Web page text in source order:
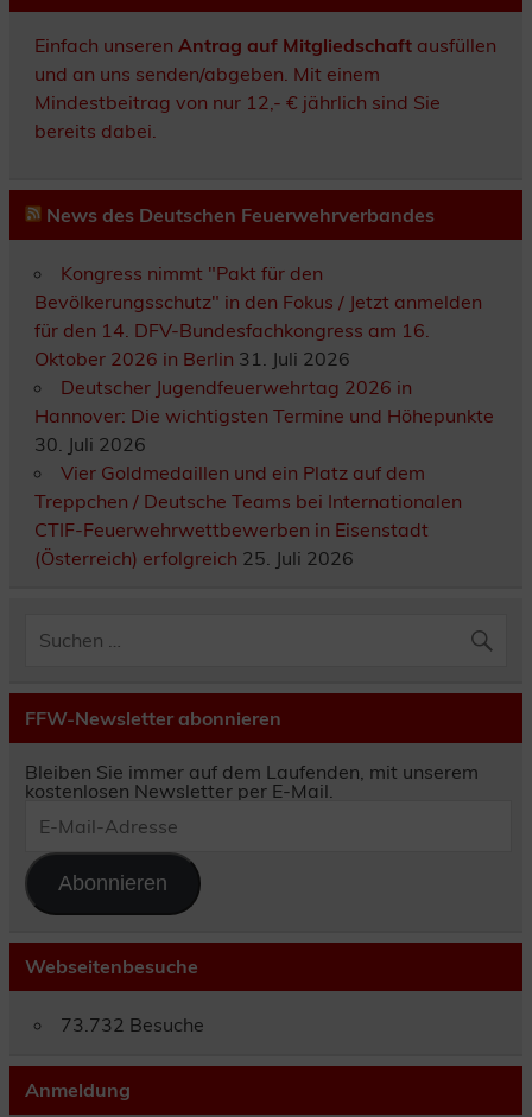
Einfach unseren Antrag auf Mitgliedschaftausfüllen
und an uns senden/abgeben. Mit einem
Mindestbeitrag von nur 12,- € jährlich sind Sie
bereits dabei.
News des Deutschen Feuerwehrverbandes
Kongress nimmt "Pakt für den
Bevölkerungsschutz" in den Fokus / Jetzt anmelden
für den 14. DFV-Bundesfachkongress am 16.
Oktober 2026 in Berlin 31. Juli 2026
Deutscher Jugendfeuerwehrtag 2026 in
Hannover: Die wichtigsten Termine und Höhepunkte
30. Juli 2026
Vier Goldmedaillen und ein Platz auf dem
Treppchen / Deutsche Teams bei Internationalen
CTIF-Feuerwehrwettbewerben in Eisenstadt
(Österreich) erfolgreich 25. Juli 2026
FFW-Newsletter abonnieren
Bleiben Sie immer auf dem Laufenden, mit unserem
kostenlosen Newsletter per E-Mail.
Mail-
Abonnieren
Webseitenbesuche
73.732 Besuche
Anmeldung